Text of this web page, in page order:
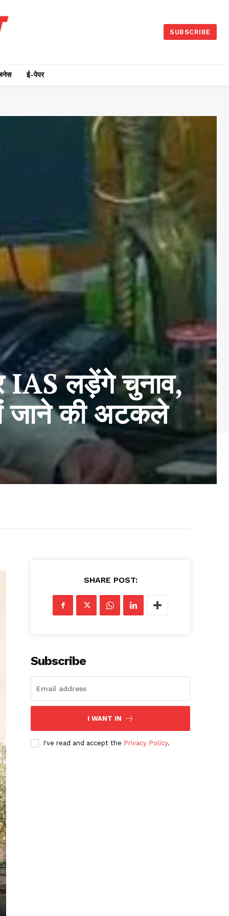
SUBSCRIBE
ई-पेपर
लड़ेंगे चुनाव,
जाने की अटकले
SHARE POST:
Subscribe
I WANT IN
I've read and accept the Privacy Policy.